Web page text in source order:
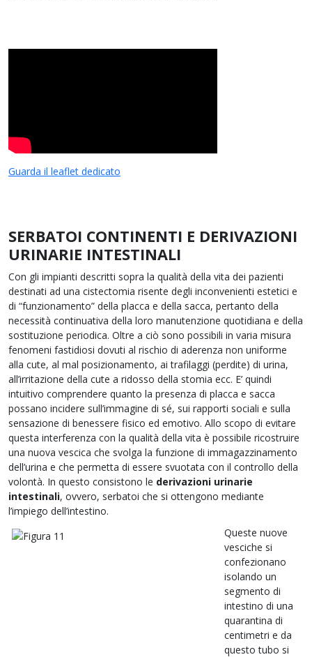
Guarda il leaflet dedicato
SERBATOI CONTINENTI E DERIVAZIONI
URINARIE INTESTINALI
Con gli impianti descritti sopra la qualità della vita dei pazienti
destinati ad una cistectomia risente degli inconvenienti estetici e
di “funzionamento” della placca e della sacca, pertanto della
necessità continuativa della loro manutenzione quotidiana e della
sostituzione periodica. Oltre a ciò sono possibili in varia misura
fenomeni fastidiosi dovuti al rischio di aderenza non uniforme
alla cute, al mal posizionamento, ai trafilaggi (perdite) di urina,
all’irritazione della cute a ridosso della stomia ecc. E’ quindi
intuitivo comprendere quanto la presenza di placca e sacca
possano incidere sull’immagine di sé, sui rapporti sociali e sulla
sensazione di benessere fisico ed emotivo. Allo scopo di evitare
questa interferenza con la qualità della vita è possibile ricostruire
una nuova vescica che svolga la funzione di immagazzinamento
dell’urina e che permetta di essere svuotata con il controllo della
volontà. In questo consistono le derivazioni urinarie
intestinali, ovvero, serbatoi che si ottengono mediante
l’impiego dell’intestino.
Queste nuove
vesciche si
confezionano
isolando un
segmento di
intestino di una
quarantina di
centimetri e da
questo tubo si